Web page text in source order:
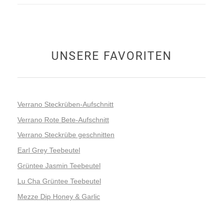
UNSERE FAVORITEN
Verrano Steckrüben-Aufschnitt
Verrano Rote Bete-Aufschnitt
Verrano Steckrübe geschnitten
Earl Grey Teebeutel
Grüntee Jasmin Teebeutel
Lu Cha Grüntee Teebeutel
Mezze Dip Honey & Garlic